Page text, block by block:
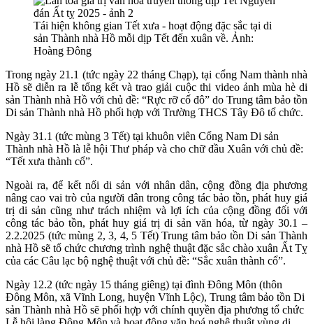
Tái hiện không gian Tết xưa - hoạt động đặc sắc tại di
sản Thành nhà Hồ mỗi dịp Tết đến xuân về. Ảnh:
Hoàng Đông
Trong ngày 21.1 (tức ngày 22 tháng Chạp), tại cổng Nam thành nhà
Hồ sẽ diễn ra lễ tổng kết và trao giải cuộc thi video ảnh mùa hè di
sản Thành nhà Hồ với chủ đề: “Rực rỡ cố đô” do Trung tâm bảo tồn
Di sản Thành nhà Hồ phối hợp với Trường THCS Tây Đô tổ chức.
Ngày 31.1 (tức mùng 3 Tết) tại khuôn viên Cổng Nam Di sản
Thành nhà Hồ là lễ hội Thư pháp và cho chữ đầu Xuân với chủ đề:
“Tết xưa thành cổ”.
Ngoài ra, để kết nối di sản với nhân dân, cộng đồng địa phương
nâng cao vai trò của người dân trong công tác bảo tồn, phát huy giá
trị di sản cũng như trách nhiệm và lợi ích của cộng đồng đối với
công tác bảo tồn, phát huy giá trị di sản văn hóa, từ ngày 30.1 –
2.2.2025 (tức mùng 2, 3, 4, 5 Tết) Trung tâm bảo tồn Di sản Thành
nhà Hồsẽ tổ chức chương trình nghệ thuật đặc sắc chào xuân Ất Tỵ
của các Câu lạc bộ nghệ thuật với chủ đề: “Sắc xuân thành cổ”.
Ngày 12.2 (tức ngày 15 tháng giêng) tại đình Đông Môn (thôn
Đông Môn, xã Vĩnh Long, huyện Vĩnh Lộc), Trung tâm bảo tồn Di
sản Thành nhà Hồ sẽ phối hợp với chính quyền địa phương tổ chức